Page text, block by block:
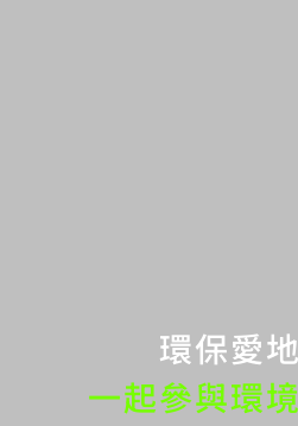
環保愛
一起參與環